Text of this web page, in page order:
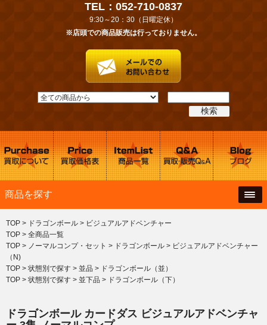
TEL：052-710-0837
9:30～20：30（日曜定休）
※店頭での商品販売は行っておりません。
商品を探す
TOP > ドラゴンボール > ビジュアルアドベンチャー
TOP > 全商品一覧
TOP > ノーマルコンプ・セット > ドラゴンボール > ビジュアルアドベンチャー
（N)
TOP > 状態別で探す > 並品 > ドラゴンボール（並）
TOP > 状態別で探す > 並下品 > ドラゴンボール（下）
ドラゴンボール カードダス ビジュアルアドベンチャ